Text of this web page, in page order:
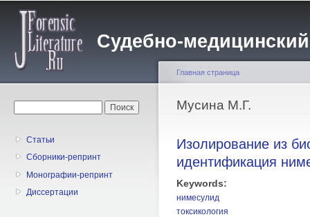
Судебно-
Статьи
Сборники-репринт
Монографии-репринт
Диссертации
Вы здесь
Главная страница
Мусина М.Г.
Изолирование из
идентификация
Keywords:
нимесулид
токсикология